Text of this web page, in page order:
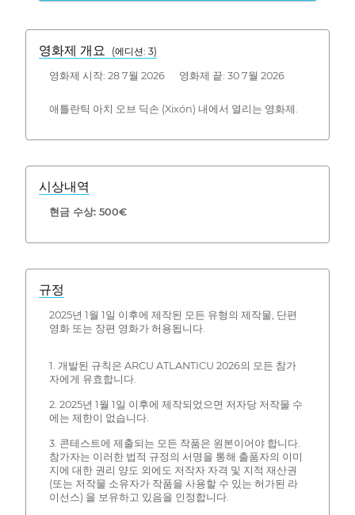
영화제 개요 (에디션: 3)
영화제 시작: 28 7월 2026 영화제 끝: 30 7월 2026
애틀란틱 아치 오브 딕손 (Xixón) 내에서 열리는 영화제.
시상내역
현금 수상: 500€
규정
2025년 1월 1일 이후에 제작된 모든 유형의 제작물, 단편
영화 또는 장편 영화가 허용됩니다.
1. 개발된 규칙은 ARCU ATLANTICU 2026의 모든 참가
자에게 유효합니다.
2. 2025년 1월 1일 이후에 제작되었으면 저자당 저작물 수
에는 제한이 없습니다.
3. 콘테스트에 제출되는 모든 작품은 원본이어야 합니다.
참가자는 이러한 법적 규정의 서명을 통해 출품자의 이미
지에 대한 권리 양도 외에도 저작자 자격 및 지적 재산권
(또는 저작물 소유자가 작품을 사용할 수 있는 허가된 라
이선스) 을 보유하고 있음을 인정합니다.